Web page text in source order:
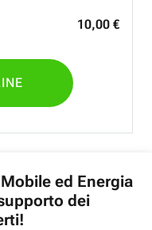
10,00 €
ed Energia
dei